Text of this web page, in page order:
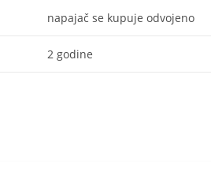
napajač se kupuje odvojeno
2 godine